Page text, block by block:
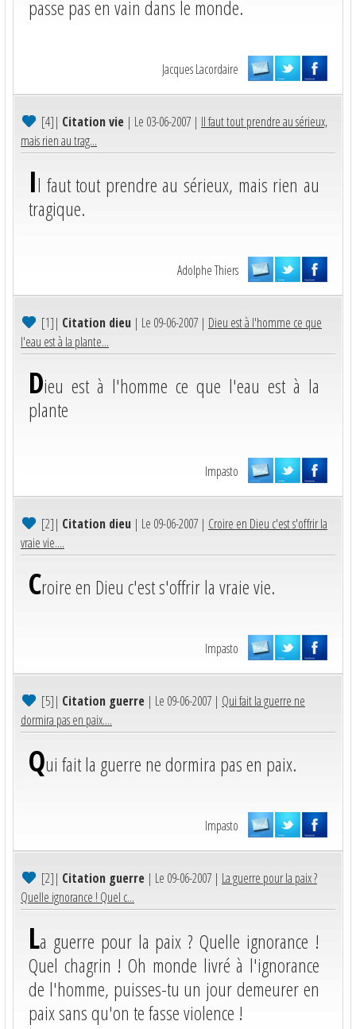
passe pas en vain dans le monde.
Jacques Lacordaire
[4]| Citation vie | Le 03-06-2007 | Il faut tout prendre au sérieux,
mais rien au trag...
Il faut tout prendre au sérieux, mais rien au
tragique.
Adolphe Thiers
[1]| Citation dieu | Le 09-06-2007 | Dieu est à l'homme ce que
l'eau est à la plante...
Dieu est à l'homme ce que l'eau est à la
plante
Impasto
[2]| Citation dieu | Le 09-06-2007 | Croire en Dieu c'est s'offrir la
vraie vie....
Croire en Dieu c'est s'offrir la vraie vie.
Impasto
[5]| Citation guerre | Le 09-06-2007 | Qui fait la guerre ne
dormira pas en paix....
Qui fait la guerre ne dormira pas en paix.
Impasto
[2]| Citation guerre | Le 09-06-2007 | La guerre pour la paix ?
Quelle ignorance ! Quel c...
La guerre pour la paix ? Quelle ignorance !
Quel chagrin ! Oh monde livré à l'ignorance
de l'homme, puisses-tu un jour demeurer en
paix sans qu'on te fasse violence !